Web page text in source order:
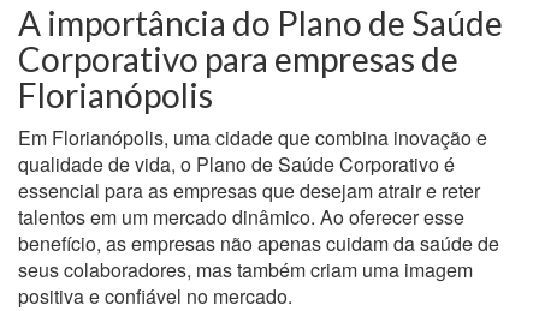
A importância do Plano de Saúde
Corporativo para empresas de
Florianópolis
Em Florianópolis, uma cidade que combina inovação e
qualidade de vida, o Plano de Saúde Corporativo é
essencial para as empresas que desejam atrair e reter
talentos em um mercado dinâmico. Ao oferecer esse
benefício, as empresas não apenas cuidam da saúde de
seus colaboradores, mas também criam uma imagem
positiva e confiável no mercado.